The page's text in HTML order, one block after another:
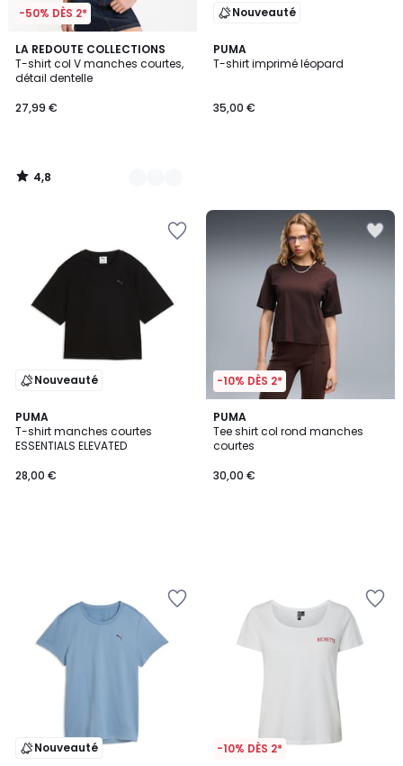
-50% DÈS 2*
LA REDOUTE COLLECTIONS
T-shirt col V manches courtes,
détail dentelle
27,99 €
4,8
/ 5
2
Couleurs
4,8
/
Nouveauté
PUMA
T-shirt imprimé léopard
35,00 €
Nouveauté
PUMA
T-shirt manches courtes
ESSENTIALS ELEVATED
28,00 €
-10% DÈS 2*
PUMA
Tee shirt col rond manches
courtes
30,00 €
Nouveauté -10% DÈS 2*